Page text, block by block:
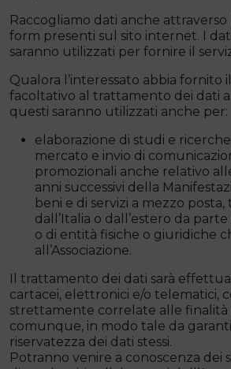
Raccogliamo dati anche
form presenti sul sito internet. I
saranno utilizzati per fornire il
Qualora l’interessato abbia fornito
facoltativo al trattamento dei dati
questi saranno utilizzati anche per:
elaborazione di studi e
mercato e invio di
promozionali anche relativo
anni successivi della
beni e di servizi a mezzo
dall’Italia o dall’estero da parte
o di entità fisiche o giuridiche
all’Associazione.
Il trattamento dei dati sarà
cartacei, elettronici e/o telematici,
strettamente correlate alle finalità
comunque, in modo tale da
riservatezza dei dati stessi.
Potranno venire a conoscenza dei